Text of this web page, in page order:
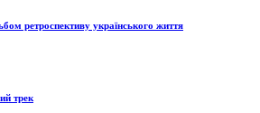
ретроспективу українського життя
трек